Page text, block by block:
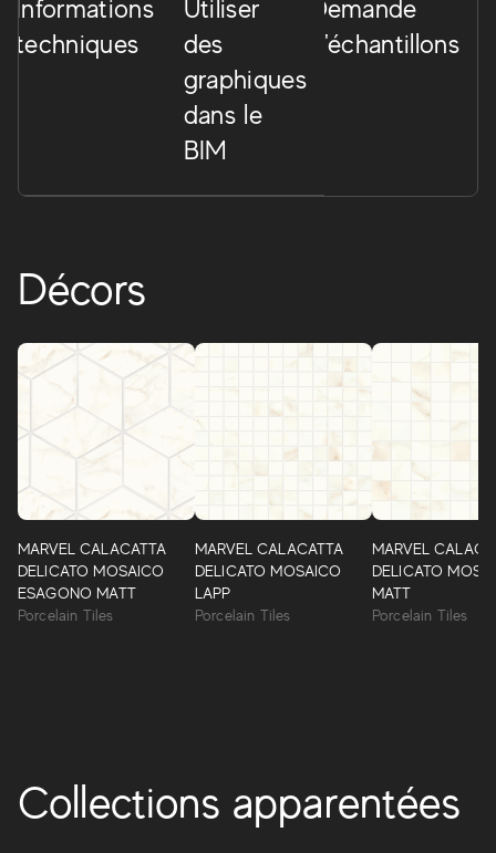
Informations
techniques
Utiliser
des
graphiques
dans le
BIM
Demande
d'échantillons
Décors
MARVEL CALACATTA
DELICATO MOSAICO
ESAGONO MATT
Porcelain Tiles
MARVEL CALACATTA
DELICATO MOSAICO
LAPP
Porcelain Tiles
MARVEL
DELICATO
MATT
Porcelain Tiles
Marvel Shine
Marvel Shine élargit la gamme des surfaces à grès cérame
effet marbre Atlas Concorde avec de nouvelles
directement dans la tradition monumentale italienne et
reproduits avec une précision extrême et un réalisme
surprenant.
Collections apparentées